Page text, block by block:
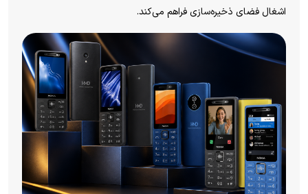
اشغال فضای ذخیره‌سازی فراهم می‌کند.